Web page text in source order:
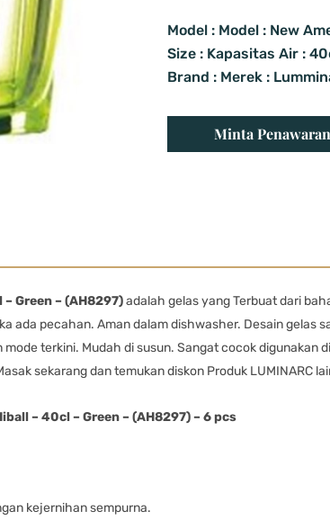
Model : Model : New
Size : Kapasitas Air :
Brand : Merek :
Minta Penawaran
Green – (AH8297)adalah gelas yang Terbuat dari
ada pecahan. Aman dalam dishwasher. Desain gelas
terkini. Mudah di susun. Sangat cocok digunakan
sekarang dan temukan diskon Produk LUMINARC
– 40cl – Green – (AH8297) – 6 pcs
kejernihan sempurna.